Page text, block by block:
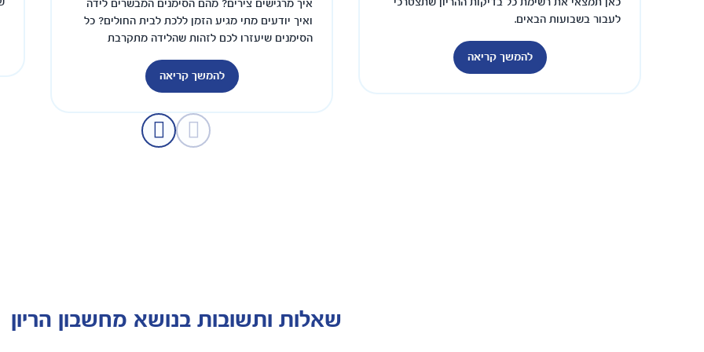
לעבור בשבועות הבאים.
להמשך קריאה
איך מרגישים צירים? מהם הסימנים המבשרים לידה
ואיך יודעים מתי מגיע הזמן ללכת לבית החולים? כל
הסימנים שיעזרו לכם לזהות שהלידה מתקרבת
להמשך קריאה
שאלות ותשובות בנושא מחשבון הריון